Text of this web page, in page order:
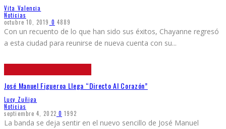
Vita Valencia
Noticias
octubre 10, 2019 0 4889
Con un recuento de lo que han sido sus éxitos, Chayanne regresó
a esta ciudad para reunirse de nueva cuenta con su...
José Manuel Figueroa Llega “Directo Al Corazón”
Lucy Zuñiga
Noticias
septiembre 4, 2022 0 1992
La banda se deja sentir en el nuevo sencillo de José Manuel